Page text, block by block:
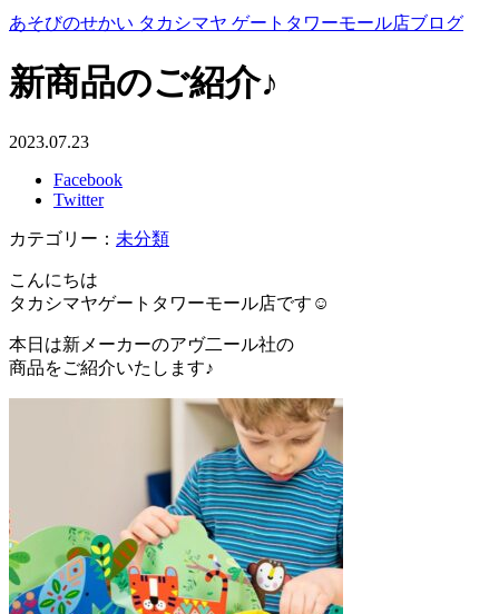
あそびのせかい タカシマヤ ゲートタワーモール店ブログ
新商品のご紹介♪
2023.07.23
Facebook
Twitter
カテゴリー： 未分類
こんにちは
タカシマヤゲートタワーモール店です ☺
本日は新メーカーのアヴ二ール社の
商品をご紹介いたします♪